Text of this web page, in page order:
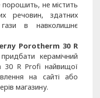
порошить, не містить
речовин, здатних
в навколишнє
Porotherm 30 R
керамічний
30 R Profi найвищої
на сайті або
магазину.